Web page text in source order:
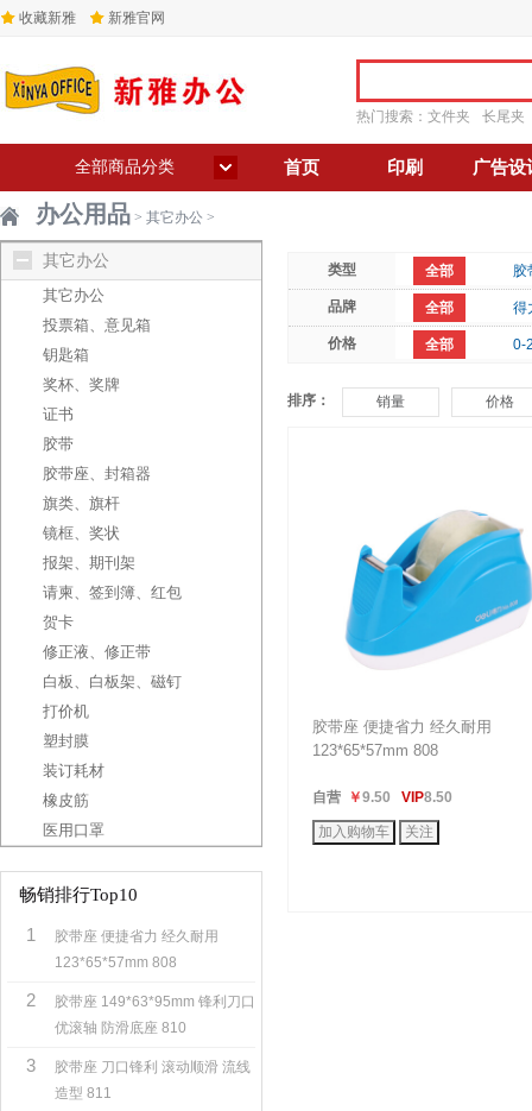
收藏新雅 新雅官网
热门搜索： 文件夹 长尾夹
全部商品分类 首页 印刷 广告设
办公用品 > 其它办公 >
其它办公
其它办公
投票箱、意见箱
钥匙箱
奖杯、奖牌
证书
胶带
胶带座、封箱器
旗类、旗杆
镜框、奖状
报架、期刊架
请柬、签到簿、红包
贺卡
修正液、修正带
白板、白板架、磁钉
打价机
塑封膜
装订耗材
橡皮筋
医用口罩
畅销排行Top10
1
胶带座 便捷省力 经久耐用
123*65*57mm 808
2
胶带座 149*63*95mm 锋利刀口
优滚轴 防滑底座 810
3
胶带座 刀口锋利 滚动顺滑 流线
造型 811
类型 全部 胶
品牌 全部 得
价格 全部 0-
排序： 销量 价格
胶带座 便捷省力 经久耐用
123*65*57mm 808
自营 ￥9.50 VIP8.50